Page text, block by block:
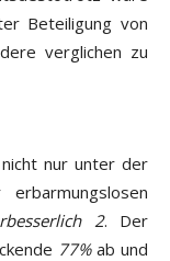
Beteiligung von
verglichen zu
nur unter der
2. Der
77%ab und